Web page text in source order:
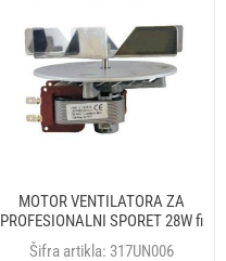
MOTOR VENTILATORA ZA
PROFESIONALNI SPORET 28W fi
130 mm FIME ITALY
Šifra artikla: 317UN006